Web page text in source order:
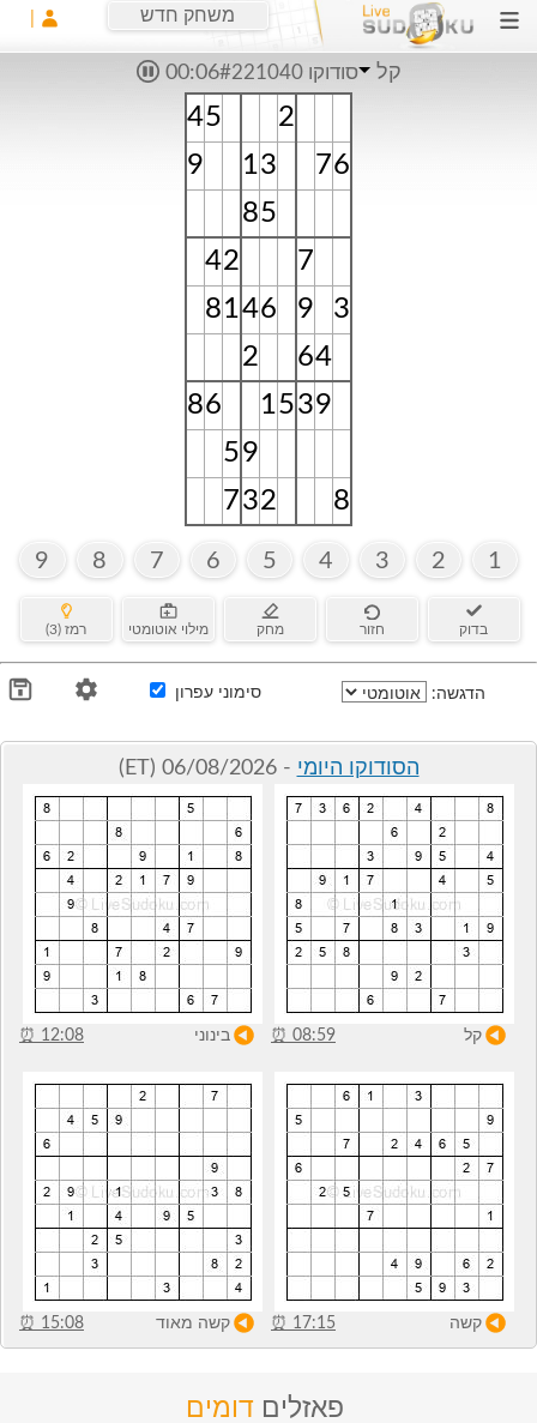
משחק חדש
קל סודוקו #221040 00:06
45
2
9
13 76
85
42
7
8146 9
3
2
64
86 1539
59
732 8
1
2
3
4
5
6
7
8
9
בדוק חזור מחק מילוי אוטומטי רמז (3)
הדגשה: סימוני עפרון
הסודוקו היומי- 06/08/2026 (ET)
קל 08:59
⏰ בינוני 12:08
⏰
קשה 17:15
⏰ קשה מאוד 15:08
⏰
פאזלים דומים